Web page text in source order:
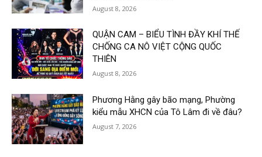
August 8, 2026
QUẬN CAM – BIỂU TÌNH ĐẦY KHÍ THẾ
CHỐNG CA NÔ VIỆT CỘNG QUỐC
THIÊN
August 8, 2026
Phương Hằng gây bão mạng, Phường
kiểu mẫu XHCN của Tô Lâm đi về đâu?
August 7, 2026